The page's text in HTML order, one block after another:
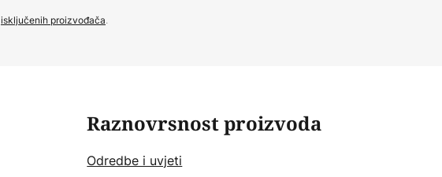
isključenih proizvođača.
Raznovrsnost proizvoda
Odredbe i uvjeti